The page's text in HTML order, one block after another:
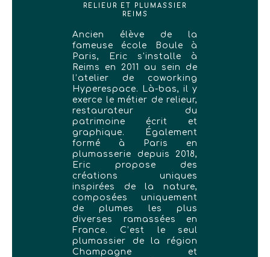
RELIEUR ET PLUMASSIER
REIMS
Ancien élève de la
fameuse école Boule à
Paris, Eric s'installe à
Reims en 2011 au sein de
l’atelier de coworking
Hyperespace. Là-bas, il y
exerce le métier de relieur,
restaurateur du
patrimoine écrit et
graphique. Également
formé à Paris en
plumasserie depuis 2018,
Eric propose des
créations uniques
inspirées de la nature,
composées uniquement
de plumes les plus
diverses ramassées en
France. C’est le seul
plumassier de la région
Champagne et